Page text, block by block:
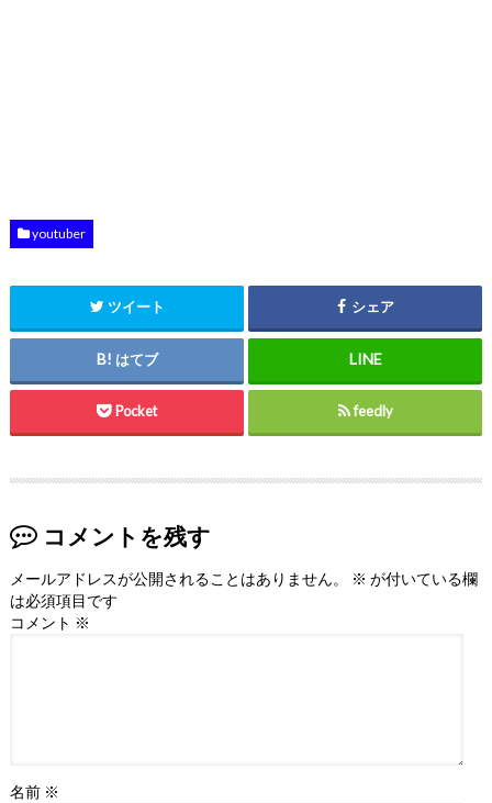
youtuber
ツイート シェア
はてブ
Pocket feedly
コメントを残す
メールアドレスが公開されることはありません。 ※ が付いている欄
は必須項目です
コメント ※
名前 ※